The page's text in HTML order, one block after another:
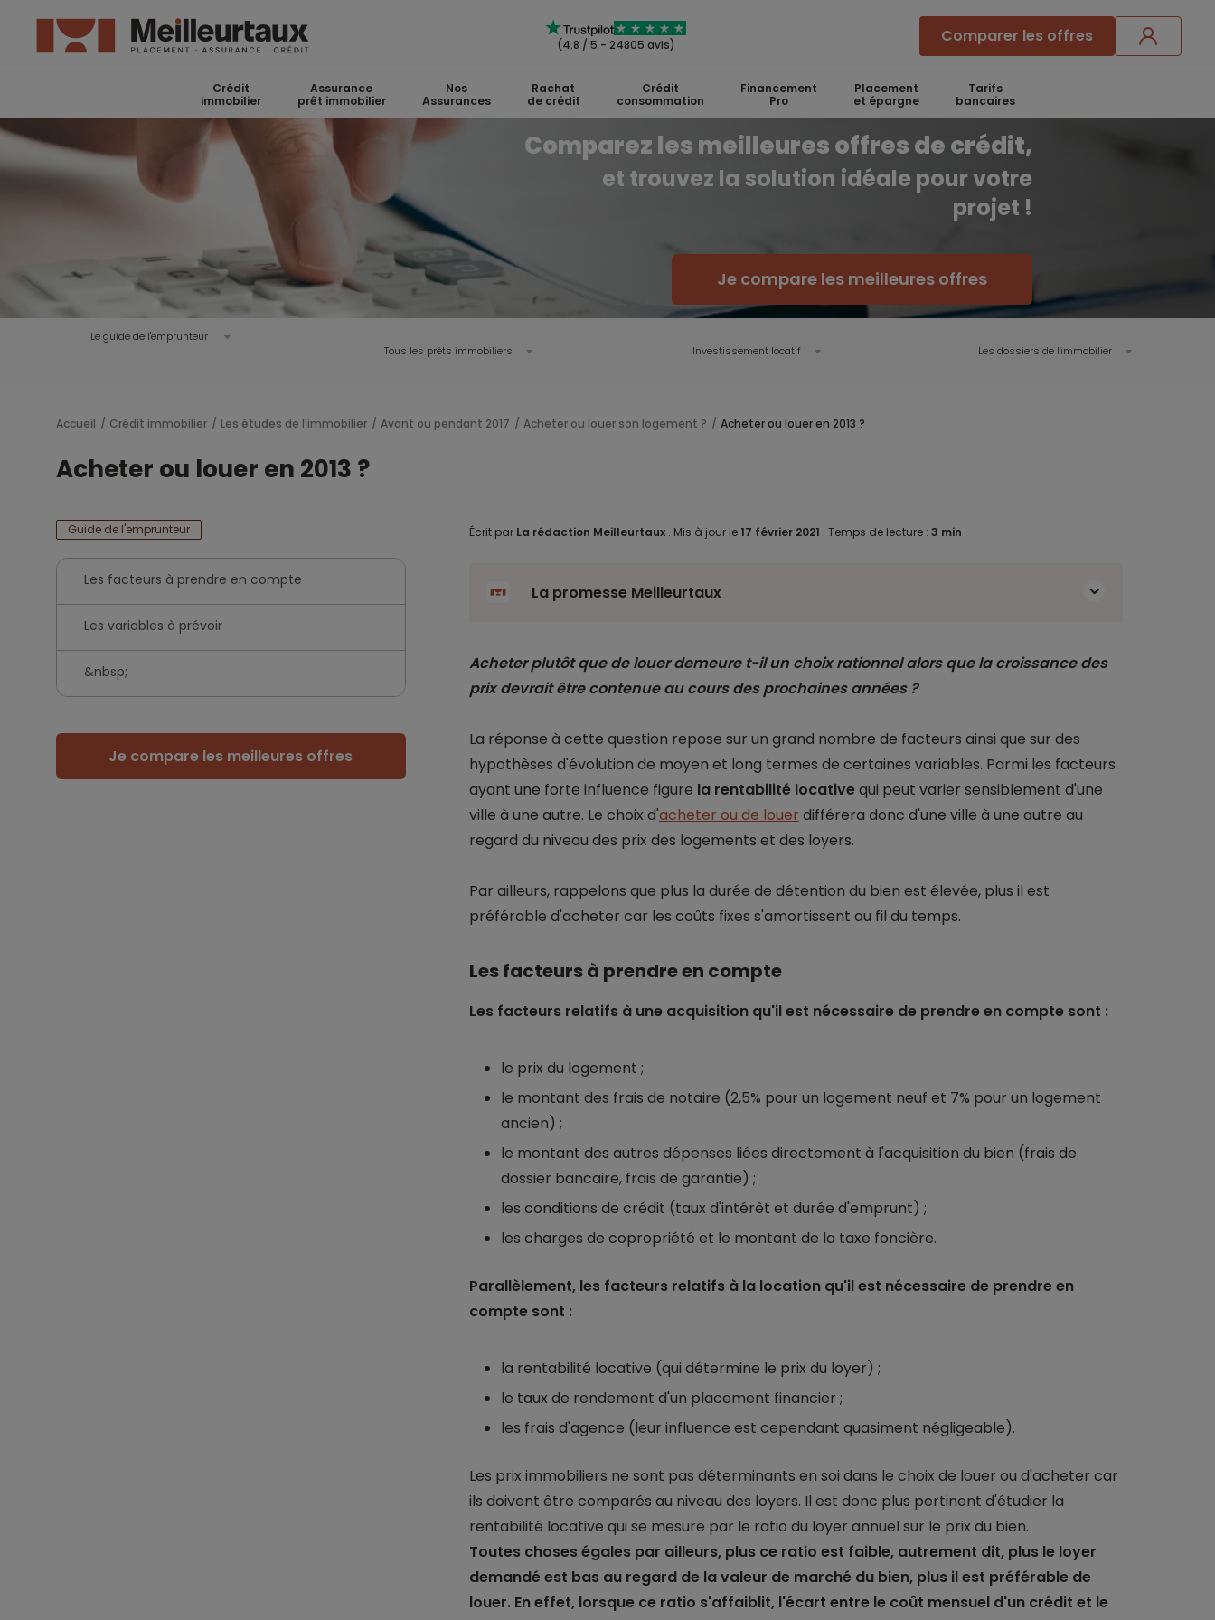
(4.8 / 5 - 24805 avis) Comparer les offres
Crédit
immobilier
Assurance
prêt immobilier
Nos
Assurances
Rachat
de crédit
Crédit
consommation
Financement
Pro
Placement
et épargne
Tarifs
bancaires
Comparez les meilleures offres de crédit,
et trouvez la solution idéale pour votre
projet !
Je compare les meilleures offres
Le guide de l'emprunteur
Tous les prêts immobiliers
Investissement locatif Les dossiers de l'immobilier
Accueil Crédit immobilier Les études de l'immobilier Avant ou pendant 2017 Acheter ou louer son logement ? Acheter ou louer en 2013 ?
Acheter ou louer en 2013 ?
Guide de l'emprunteur
Les facteurs à prendre en compte
Les variables à prévoir
&nbsp;
Je compare les meilleures offres
Écrit par La rédaction Meilleurtaux . Mis à jour le 17 février 2021 . Temps de lecture : 3 min
La promesse Meilleurtaux
Acheter plutôt que de louer demeure t-il un choix rationnel alors que la croissance des
prix devrait être contenue au cours des prochaines années ?
La réponse à cette question repose sur un grand nombre de facteurs ainsi que sur des
hypothèses d'évolution de moyen et long termes de certaines variables. Parmi les facteurs
ayant une forte influence figure la rentabilité locativequi peut varier sensiblement d'une
ville à une autre. Le choix d'acheter ou de louer différera donc d'une ville à une autre au
regard du niveau des prix des logements et des loyers.
Par ailleurs, rappelons que plus la durée de détention du bien est élevée, plus il est
préférable d'acheter car les coûts fixes s'amortissent au fil du temps.
Les facteurs à prendre en compte
Les facteurs relatifs à une acquisition qu'il est nécessaire de prendre en compte sont :
le prix du logement ;
le montant des frais de notaire (2,5% pour un logement neuf et 7% pour un logement
ancien) ;
le montant des autres dépenses liées directement à l'acquisition du bien (frais de
dossier bancaire, frais de garantie) ;
les conditions de crédit (taux d'intérêt et durée d'emprunt) ;
les charges de copropriété et le montant de la taxe foncière.
Parallèlement, les facteurs relatifs à la location qu'il est nécessaire de prendre en
compte sont :
la rentabilité locative (qui détermine le prix du loyer) ;
le taux de rendement d'un placement financier ;
les frais d'agence (leur influence est cependant quasiment négligeable).
Les prix immobiliers ne sont pas déterminants en soi dans le choix de louer ou d'acheter car
ils doivent être comparés au niveau des loyers. Il est donc plus pertinent d'étudier la
rentabilité locative qui se mesure par le ratio du loyer annuel sur le prix du bien.
Toutes choses égales par ailleurs, plus ce ratio est faible, autrement dit, plus le loyer
demandé est bas au regard de la valeur de marché du bien, plus il est préférable de
louer. En effet, lorsque ce ratio s'affaiblit, l'écart entre le coût mensuel d'un crédit et le